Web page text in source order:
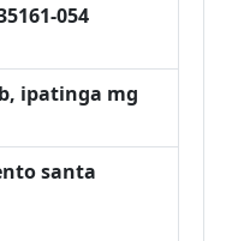
054
ipatinga mg
santa